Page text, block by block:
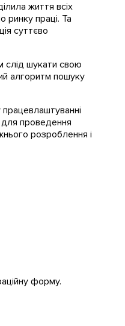
життя всіх
ринку праці. Та
суттєво
слід шукати свою
алгоритм пошуку
для проведення
розроблення і
форму.